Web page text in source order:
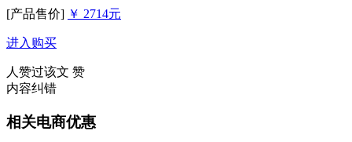
[产品售价] ￥ 2714元
进入购买
人赞过该文 赞
内容纠错
相关电商优惠